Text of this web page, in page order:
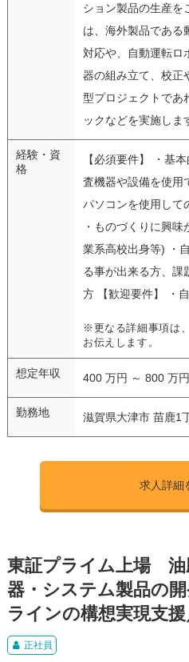
ション製品の生産を
は、海外製品である
対応や、自動運転ロ
器の組み立て、校正
型プロジェクトであ
ックなどを実施しま
経験・資
格
【必須要件】 ・基
査機器や設備を使用
パソコンを使用して
・ものづくりに興
業系高校出身等) ・
る事が出来る方、課
方 【歓迎要件】 ・自
※更なる詳細事項は
お伝えします。
想定年収 400 万円 ～ 800 万円
勤務地 滋賀県大津市 苗鹿1
求人詳細
東証プライム上場 油
器・システム製品の
ラインの構想実現支
正社員